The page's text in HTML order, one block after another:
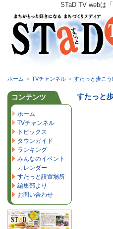
STaD TV webは
ホーム > TVチャンネル > すたっと歩こ
すたっと
コンテンツ
ホーム
TVチャンネル
トピックス
タウンガイド
ランキング
みんなのイベント
カレンダー
すたっと設置場所
編集部より
お問い合わせ